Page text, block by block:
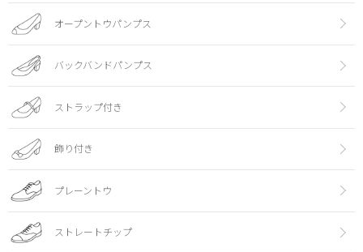
オープントウパンプス
バックバンドパンプス
ストラップ付き
飾り付き
プレーントウ
ストレートチップ